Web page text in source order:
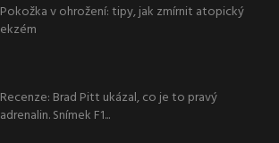
Pokožka v ohrožení: tipy, jak zmírnit atopický
ekzém
Recenze: Brad Pitt ukázal, co je to pravý
adrenalin. Snímek F1...